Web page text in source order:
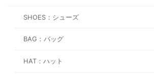
SHOES：シューズ
BAG：バッグ
HAT：ハット